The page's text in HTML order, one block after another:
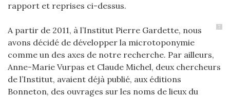
rapport et reprises ci-dessus.
7
A partir de 2011, à l’Institut Pierre Gardette, nous
avons décidé de développer la microtoponymie
comme un des axes de notre recherche. Par ailleurs,
Anne-Marie Vurpas et Claude Michel, deux chercheurs
de l’Institut, avaient déjà publié, aux éditions
Bonneton, des ouvrages sur les noms de lieux du